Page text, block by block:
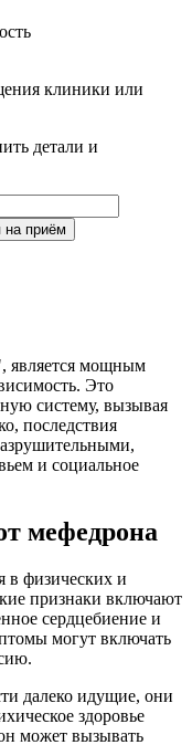
клиники или
детали и
на приём
является мощным
Это
систему, вызывая
последствия
и социальное
мефедрона
в физических и
признаки включают
сердцебиение и
могут включать
далеко идущие, они
здоровье
может вызывать